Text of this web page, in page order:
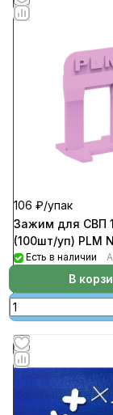
106 ₽/упак
Зажим для СВП
(100шт/уп) PLM
Есть в наличии
В